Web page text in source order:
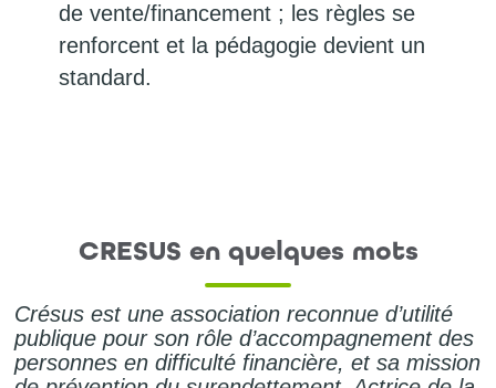
de vente/financement ; les règles se
renforcent et la pédagogie devient un
standard.
CRESUS en quelques mots
Crésus est une association reconnue d’utilité
publique pour son rôle d’accompagnement des
personnes en difficulté financière, et sa mission